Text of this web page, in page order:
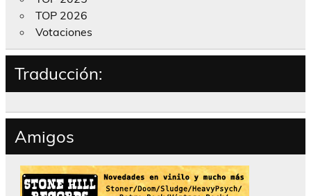
TOP 2026
Votaciones
Traducción:
Amigos